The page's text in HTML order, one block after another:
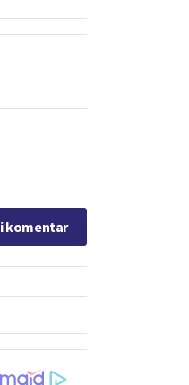
komentar